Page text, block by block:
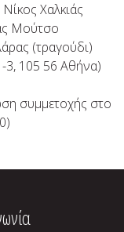
Χαλκιάς
Μούτσο
(τραγούδι)
3, 105 56 Αθήνα)
συμμετοχής στο